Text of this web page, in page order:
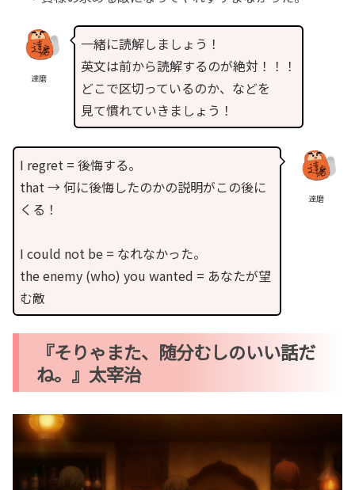
達磨
一緒に読解しましょう！
英文は前から読解するのが絶対！！！
どこで区切っているのか、などを
見て慣れていきましょう！
達磨
I regret = 後悔する。
that → 何に後悔したのかの説明がこの後に
くる！
I could not be = なれなかった。
the enemy (who) you wanted = あなたが望
む敵
『そりゃまた、随分むしのいい話だ
ね。』太宰治